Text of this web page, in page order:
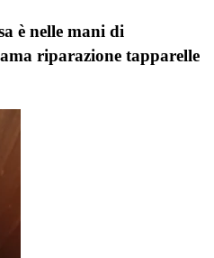
è nelle mani di
riparazione tapparelle